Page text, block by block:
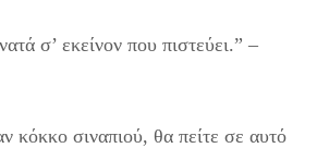
σ’ εκείνον που πιστεύει.” –
κόκκο σιναπιού, θα πείτε σε αυτό